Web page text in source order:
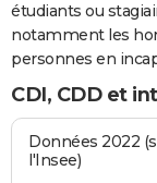
étudiants ou
notamment les
personnes en
CDI, CDD et
Données 2022
l'Insee)